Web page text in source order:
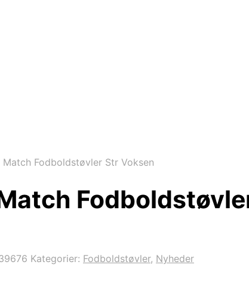
Match Fodboldstøvler Str Voksen
Kategorier: Fodboldstøvler, Nyheder